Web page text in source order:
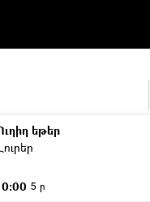
եթեր
5 ր